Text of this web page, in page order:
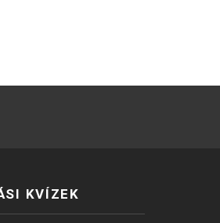
KVÍZEK